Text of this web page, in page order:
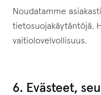
Noudatamme
tietosuojakäytäntöjä.
vaitiolovelvollisuus.
6. Evästeet,